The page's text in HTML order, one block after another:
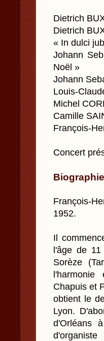
Dietrich
Dietrich
« In dulci
Johann
Noël »
Johann
Louis-
Michel
Camille
François-
Concert
François-
1952.
Il
l'âge de
Sorèze
Chapuis et
obtient le
Lyon.
d'Orléans